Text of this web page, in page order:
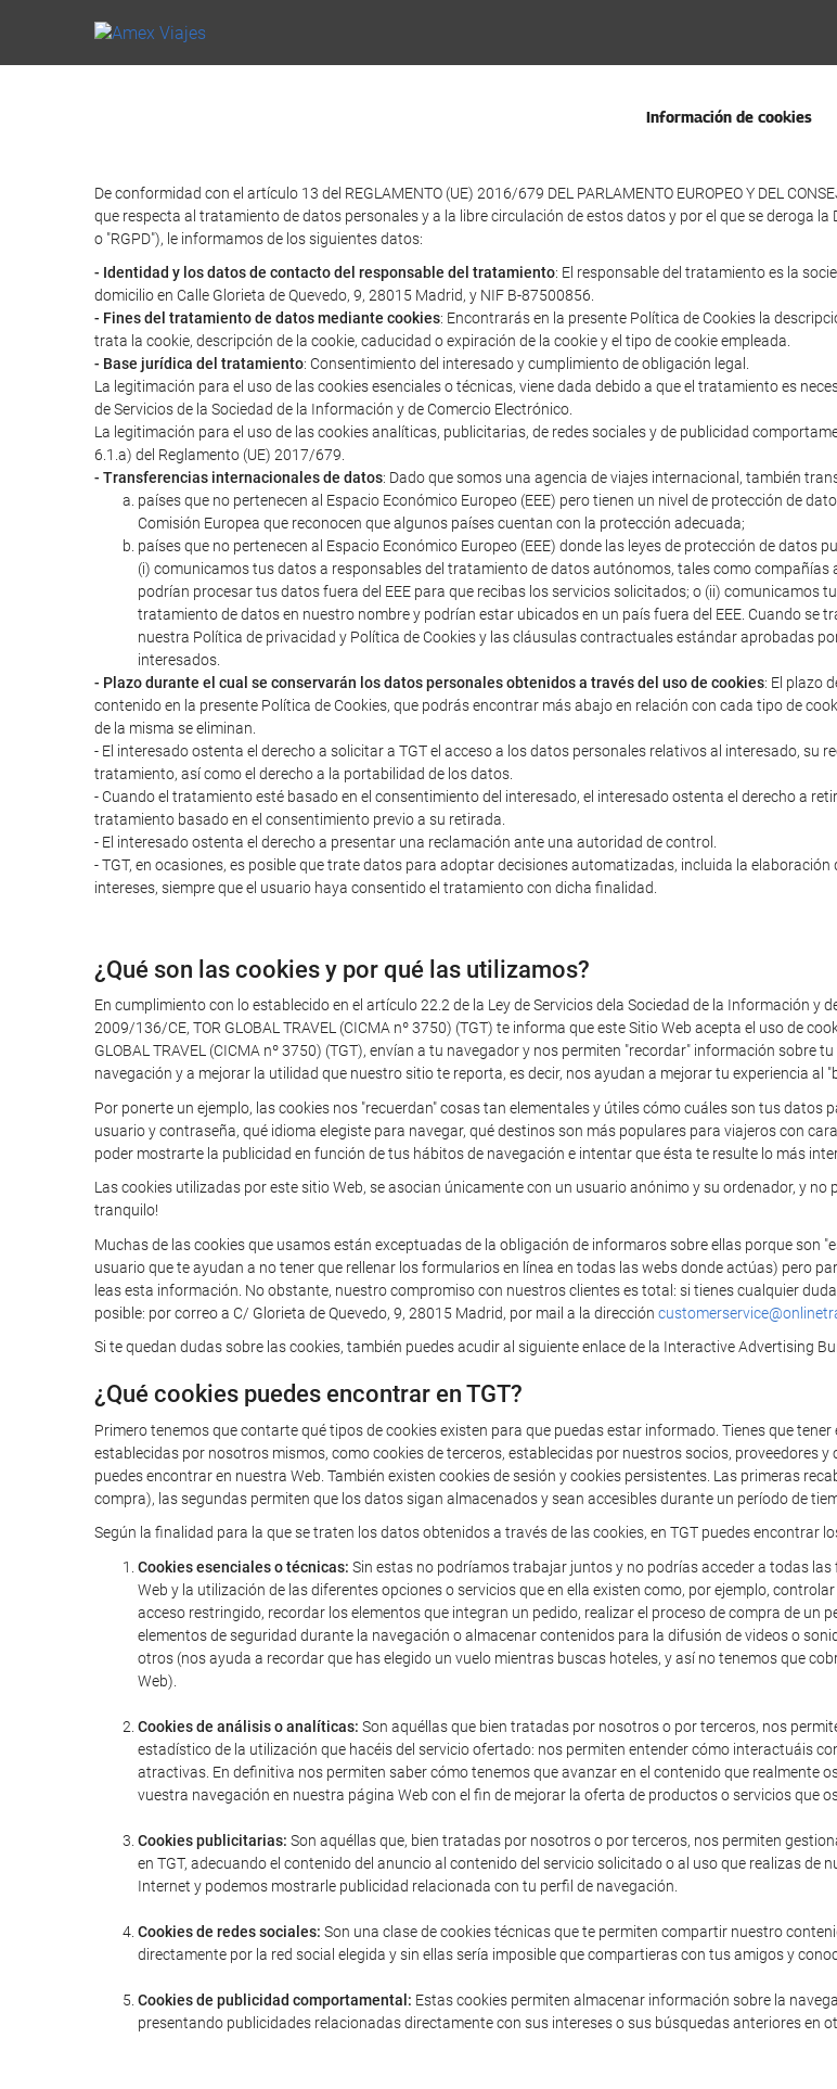
Información de cookies
De conformidad con el artículo 13 del REGLAMENTO (UE) 2016/679 DEL PARLAMENTO EUROPEO Y DEL
que respecta al tratamiento de datos personales y a la libre circulación de estos datos y por el que se deroga
o "RGPD"), le informamos de los siguientes datos:
- Identidad y los datos de contacto del responsable del tratamiento: El responsable del tratamiento es la
domicilio en Calle Glorieta de Quevedo, 9, 28015 Madrid, y NIF B-87500856.
- Fines del tratamiento de datos mediante cookies: Encontrarás en la presente Política de Cookies la
trata la cookie, descripción de la cookie, caducidad o expiración de la cookie y el tipo de cookie empleada.
- Base jurídica del tratamiento: Consentimiento del interesado y cumplimiento de obligación legal.
La legitimación para el uso de las cookies esenciales o técnicas, viene dada debido a que el tratamiento es
de Servicios de la Sociedad de la Información y de Comercio Electrónico.
La legitimación para el uso de las cookies analíticas, publicitarias, de redes sociales y de publicidad
6.1.a) del Reglamento (UE) 2017/679.
- Transferencias internacionales de datos: Dado que somos una agencia de viajes internacional, también
países que no pertenecen al Espacio Económico Europeo (EEE) pero tienen un nivel de protección de
Comisión Europea que reconocen que algunos países cuentan con la protección adecuada;
países que no pertenecen al Espacio Económico Europeo (EEE) donde las leyes de protección de datos
(i) comunicamos tus datos a responsables del tratamiento de datos autónomos, tales como compañías
podrían procesar tus datos fuera del EEE para que recibas los servicios solicitados; o (ii) comunicamos
tratamiento de datos en nuestro nombre y podrían estar ubicados en un país fuera del EEE. Cuando
nuestra Política de privacidad y Política de Cookies y las cláusulas contractuales estándar aprobadas
interesados.
- Plazo durante el cual se conservarán los datos personales obtenidos a través del uso de cookies: El plazo
contenido en la presente Política de Cookies, que podrás encontrar más abajo en relación con cada tipo de
de la misma se eliminan.
- El interesado ostenta el derecho a solicitar a TGT el acceso a los datos personales relativos al interesado, su
tratamiento, así como el derecho a la portabilidad de los datos.
- Cuando el tratamiento esté basado en el consentimiento del interesado, el interesado ostenta el derecho a
tratamiento basado en el consentimiento previo a su retirada.
- El interesado ostenta el derecho a presentar una reclamación ante una autoridad de control.
- TGT, en ocasiones, es posible que trate datos para adoptar decisiones automatizadas, incluida la
intereses, siempre que el usuario haya consentido el tratamiento con dicha finalidad.
¿Qué son las cookies y por qué las utilizamos?
En cumplimiento con lo establecido en el artículo 22.2 de la Ley de Servicios dela Sociedad de la Información y
2009/136/CE, TOR GLOBAL TRAVEL (CICMA nº 3750) (TGT) te informa que este Sitio Web acepta el uso de
GLOBAL TRAVEL (CICMA nº 3750) (TGT), envían a tu navegador y nos permiten "recordar" información
navegación y a mejorar la utilidad que nuestro sitio te reporta, es decir, nos ayudan a mejorar tu experiencia al
Por ponerte un ejemplo, las cookies nos "recuerdan" cosas tan elementales y útiles cómo cuáles son tus
usuario y contraseña, qué idioma elegiste para navegar, qué destinos son más populares para viajeros con
poder mostrarte la publicidad en función de tus hábitos de navegación e intentar que ésta te resulte lo más
Las cookies utilizadas por este sitio Web, se asocian únicamente con un usuario anónimo y su ordenador, y
tranquilo!
Muchas de las cookies que usamos están exceptuadas de la obligación de informaros sobre ellas porque son
usuario que te ayudan a no tener que rellenar los formularios en línea en todas las webs donde actúas) pero
leas esta información. No obstante, nuestro compromiso con nuestros clientes es total: si tienes cualquier
posible: por correo a C/ Glorieta de Quevedo, 9, 28015 Madrid, por mail a la dirección
Si te quedan dudas sobre las cookies, también puedes acudir al siguiente enlace de la Interactive Advertising
¿Qué cookies puedes encontrar en TGT?
Primero tenemos que contarte qué tipos de cookies existen para que puedas estar informado. Tienes que
establecidas por nosotros mismos, como cookies de terceros, establecidas por nuestros socios, proveedores
puedes encontrar en nuestra Web. También existen cookies de sesión y cookies persistentes. Las primeras
compra), las segundas permiten que los datos sigan almacenados y sean accesibles durante un período de
Según la finalidad para la que se traten los datos obtenidos a través de las cookies, en TGT puedes encontrar
Cookies esenciales o técnicas: Sin estas no podríamos trabajar juntos y no podrías acceder a todas
Web y la utilización de las diferentes opciones o servicios que en ella existen como, por ejemplo,
acceso restringido, recordar los elementos que integran un pedido, realizar el proceso de compra de
elementos de seguridad durante la navegación o almacenar contenidos para la difusión de videos o
otros (nos ayuda a recordar que has elegido un vuelo mientras buscas hoteles, y así no tenemos que
Web).
Cookies de análisis o analíticas: Son aquéllas que bien tratadas por nosotros o por terceros, nos
estadístico de la utilización que hacéis del servicio ofertado: nos permiten entender cómo interactuáis
atractivas. En definitiva nos permiten saber cómo tenemos que avanzar en el contenido que realmente
vuestra navegación en nuestra página Web con el fin de mejorar la oferta de productos o servicios que
Cookies publicitarias: Son aquéllas que, bien tratadas por nosotros o por terceros, nos permiten
en TGT, adecuando el contenido del anuncio al contenido del servicio solicitado o al uso que realizas
Internet y podemos mostrarle publicidad relacionada con tu perfil de navegación.
Cookies de redes sociales: Son una clase de cookies técnicas que te permiten compartir nuestro
directamente por la red social elegida y sin ellas sería imposible que compartieras con tus amigos y
Cookies de publicidad comportamental: Estas cookies permiten almacenar información sobre la
presentando publicidades relacionadas directamente con sus intereses o sus búsquedas anteriores en